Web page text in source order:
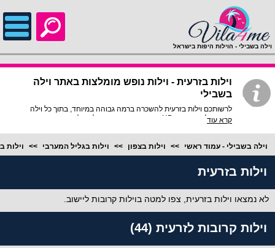
וילה בשבילי - הוילות היפות בישראל
וילות בזרעית - וילות נופש מומלצות באתר וילה
בשבילי
לרשותכם וילות בזרעית להשכרה ברמה גבוהה במיוחד, בתוך כל וילה
פירוט מלא, תמונות HD והכי חשוב התאמה מלאה לסמארטפונים
קרא עוד
וילה בשבילי - עמוד ראשי וילות בצפון וילות בגליל המערבי וילות
וילות בזרעית
לא נמצאו וילות בזרעית, צפו למטה בוילות קרובות ליישוב.
וילות קרובות לזרעית (44)